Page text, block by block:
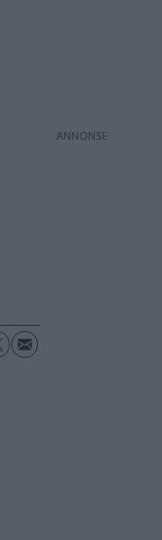
ANNONS